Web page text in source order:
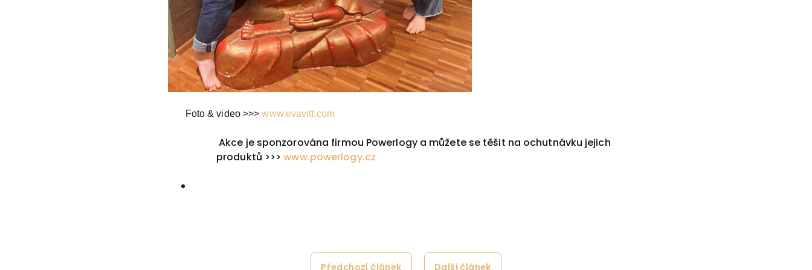
Foto & video >>>www.evavitt.com
Akce je sponzorována firmou Powerlogy a můžete se těšit na ochutnávku jejich
produktů >>>www.powerlogy.cz
Předchozí článek Další článek